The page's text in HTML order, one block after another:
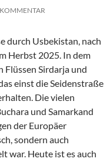
durch Usbekistan, nach
Herbst 2025. In dem
Flüssen Sirdarja und
einst die Seidenstraße
Die vielen
und Samarkand
der Europäer
sondern auch
war. Heute ist es auch